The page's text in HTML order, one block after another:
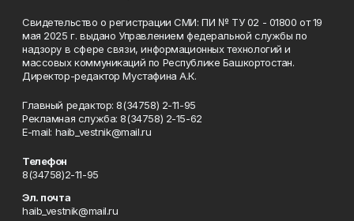
Свидетельство о регистрации СМИ: ПИ № ТУ 02 - 01800 от 19
мая 2025 г. выдано Управлением федеральной службы по
надзору в сфере связи, информационных технологий и
массовых коммуникаций по Республике Башкортостан.
Директор-редактор Мустафина А.К.
Главный редактор: 8(34758) 2-11-95
Рекламная служба: 8(34758) 2-15-62
Е-mаil: haib_vestnik@mail.ru
Телефон
8(34758)2-11-95
Эл. почта
haib_vestnik@mail.ru